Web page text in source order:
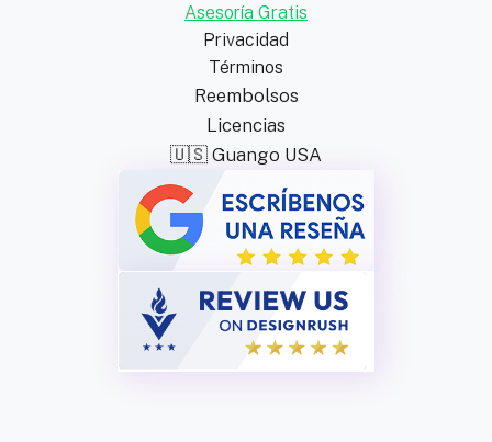
Asesoría Gratis
Privacidad
Términos
Reembolsos
Licencias
🇺🇸 Guango USA